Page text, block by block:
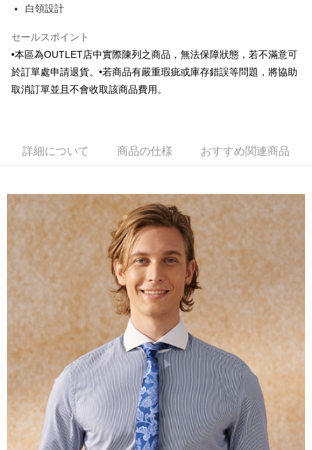
玉山商業銀行
台湾楽天クレジットカード会社
元大商業銀行
台新國際商業銀行
台湾楽天クレジットカード会社
Plus Pay
AFTEE代金後払い
説明
3.注文するときのお支払いは不要です。商品はご指定の住所に配送されま
の場合は、AFTEE アプリプッシュ通知が届きます。
5.商品受け取り時のお支払いは不要です。商品を確かめてから、SMSまた
はアプリの通知に従って、4大コンビニ、またはATM/オンラインバンキン
グでお支払いください。
代金納付期限は最短で 14 日以内ですので、ご注意ください。AFTEE アプ
リをダウンロードして AFTEE 会員になるとお支払い期限を最長 45 日以内
まで延長できます。
お支払期限は、ショップが請求した期日と、AFTEEで延長できる日数をも
とに計算されます。AFTEEで注文すると、商品を受け取るまで支払い期限
を延長できますが、商品を期限内に受け取れない場合があります（例：予
約商品や商品到着日が比較的遅い商品）。そのため、商品到着の有無に関
わらず、AFTEEで指定された期限内にお支払いください。
二、支払い限度額
1.初回 AFTEEを ご利用の際に、認証結果及び当社の審査の結果に基づ
き、限度額が設定されます。
2.決済金額は最低NT$20です。
3.現在、台湾の会員のみご利用いただけます。
配送方法
新竹物流離島宅配
配送毎にNT$350、NT$3,500以上で送料無料
LINEX 宇迅國際 送料を確認
白領設計
セールスポイント
•本區為OUTLET店中實際陳列之商品，無法保障狀態，若不滿意可
於訂單處申請退貨。•若商品有嚴重瑕疵或庫存錯誤等問題，將協助
取消訂單並且不會收取該商品費用。
詳細について 商品の仕様 おすすめ関連商品